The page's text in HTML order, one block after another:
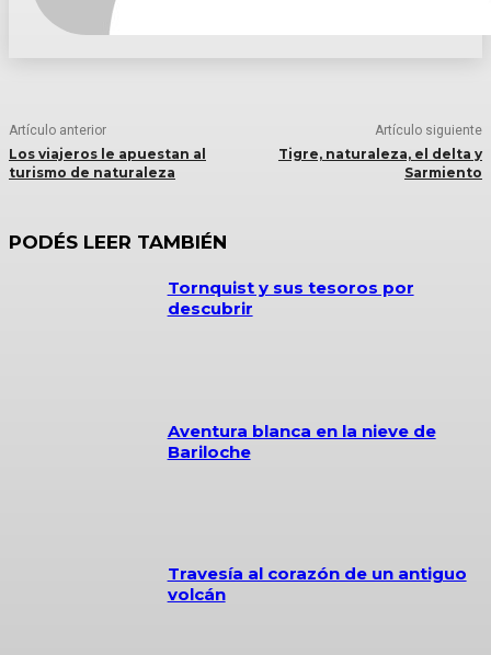
Artículo anterior
Los viajeros le apuestan al
turismo de naturaleza
Artículo siguiente
Tigre, naturaleza, el delta y
Sarmiento
PODÉS LEER TAMBIÉN
Tornquist y sus tesoros por
descubrir
Aventura blanca en la nieve de
Bariloche
Travesía al corazón de un antiguo
volcán